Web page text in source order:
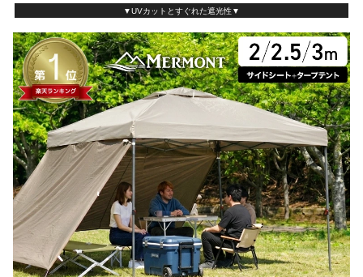
▼UVカットとすぐれた遮光性▼